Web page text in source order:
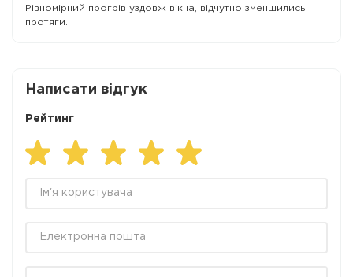
Рівномірний прогрів уздовж вікна, відчутно зменшились
протяги.
Написати відгук
Рейтинг